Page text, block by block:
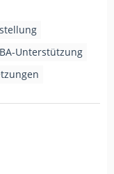
Unterstützung